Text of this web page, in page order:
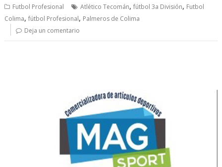
Futbol Profesional Atlético Tecomán,fútbol 3a División, Futbol
Colima,fútbol Profesional, Palmeros de Colima
Deja un comentario